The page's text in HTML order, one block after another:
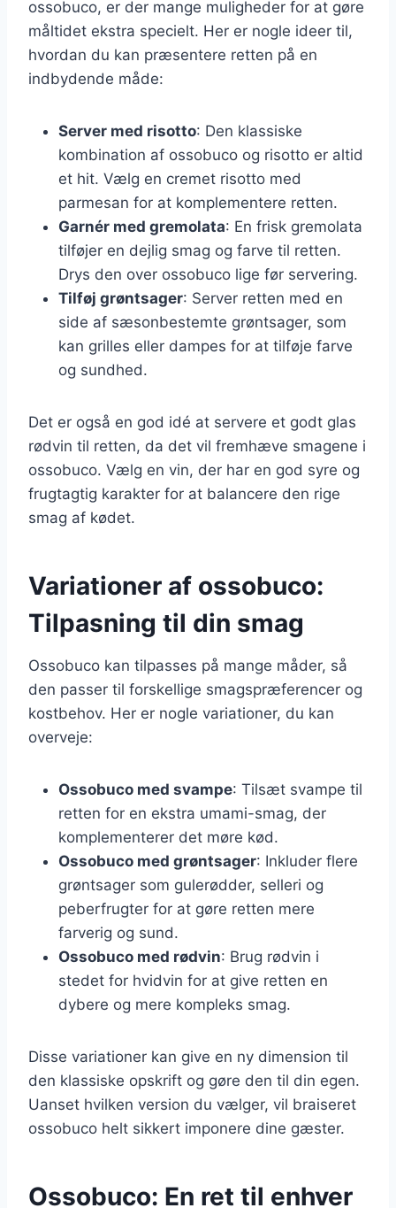
ossobuco, er der mange muligheder for at gøre
måltidet ekstra specielt. Her er nogle ideer til,
hvordan du kan præsentere retten på en
indbydende måde:
Server med risotto: Den klassiske
kombination af ossobuco og risotto er altid
et hit. Vælg en cremet risotto med
parmesan for at komplementere retten.
Garnér med gremolata: En frisk gremolata
tilføjer en dejlig smag og farve til retten.
Drys den over ossobuco lige før servering.
Tilføj grøntsager: Server retten med en
side af sæsonbestemte grøntsager, som
kan grilles eller dampes for at tilføje farve
og sundhed.
Det er også en god idé at servere et godt glas
rødvin til retten, da det vil fremhæve smagene i
ossobuco. Vælg en vin, der har en god syre og
frugtagtig karakter for at balancere den rige
smag af kødet.
Variationer af ossobuco:
Tilpasning til din smag
Ossobuco kan tilpasses på mange måder, så
den passer til forskellige smagspræferencer og
kostbehov. Her er nogle variationer, du kan
overveje:
Ossobuco med svampe: Tilsæt svampe til
retten for en ekstra umami-smag, der
komplementerer det møre kød.
Ossobuco med grøntsager: Inkluder flere
grøntsager som gulerødder, selleri og
peberfrugter for at gøre retten mere
farverig og sund.
Ossobuco med rødvin: Brug rødvin i
stedet for hvidvin for at give retten en
dybere og mere kompleks smag.
Disse variationer kan give en ny dimension til
den klassiske opskrift og gøre den til din egen.
Uanset hvilken version du vælger, vil braiseret
ossobuco helt sikkert imponere dine gæster.
Ossobuco: En ret til enhver